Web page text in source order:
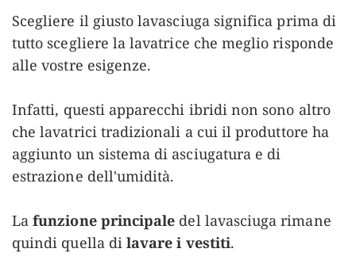
Scegliere il giusto lavasciuga significa prima di
tutto scegliere la lavatrice che meglio risponde
alle vostre esigenze.
Infatti, questi apparecchi ibridi non sono altro
che lavatrici tradizionali a cui il produttore ha
aggiunto un sistema di asciugatura e di
estrazione dell'umidità.
Lafunzione principale del lavasciuga rimane
quindi quella dilavare i vestiti.